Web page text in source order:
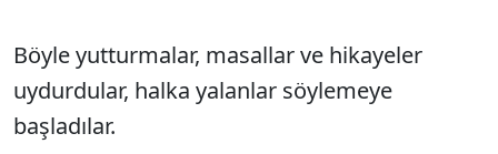
Böyle yutturmalar, masallar ve hikayeler
uydurdular, halka yalanlar söylemeye
başladılar.